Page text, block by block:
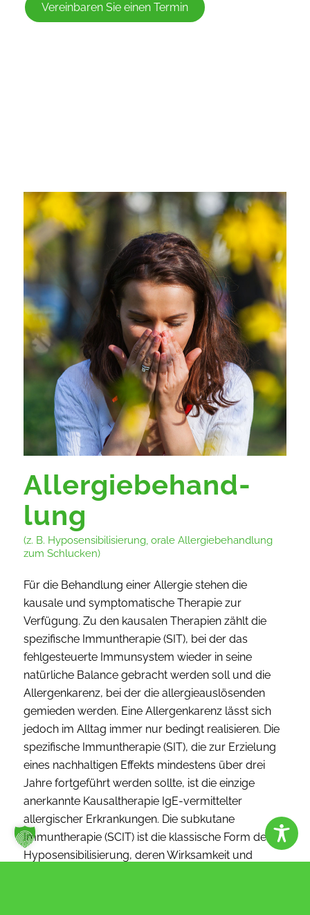
Vereinbaren Sie einen Termin
Allergie­behand­
lung
(z. B. Hyposensibilisierung, orale Allergiebehandlung
zum Schlucken)
Für die Behandlung einer Allergie stehen die
kausale und symptomatische Therapie zur
Verfügung. Zu den kausalen Therapien zählt die
spezifische Immuntherapie (SIT), bei der das
fehlgesteuerte Immunsystem wieder in seine
natürliche Balance gebracht werden soll und die
Allergenkarenz, bei der die allergieauslösenden
gemieden werden. Eine Allergenkarenz lässt sich
jedoch im Alltag immer nur bedingt realisieren. Die
spezifische Immuntherapie (SIT), die zur Erzielung
eines nachhaltigen Effekts mindestens über drei
Jahre fortgeführt werden sollte, ist die einzige
anerkannte Kausaltherapie IgE-vermittelter
allergischer Erkrankungen. Die subkutane
Immuntherapie (SCIT) ist die klassische Form der
Hyposensibilisierung, deren Wirksamkeit und